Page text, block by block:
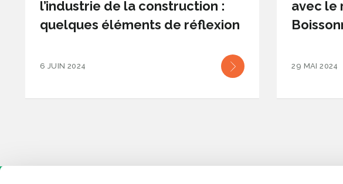
l’industrie de la construction :
quelques éléments de réflexion
6 JUIN 2024
avec le
29 MAI 2024